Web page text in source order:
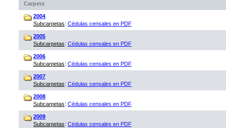
Carpeta
2004
Subcarpetas: Cédulas censales en PDF
2005
Subcarpetas: Cédulas censales en PDF
2006
Subcarpetas: Cédulas censales en PDF
2007
Subcarpetas: Cédulas censales en PDF
2008
Subcarpetas: Cédulas censales en PDF
2009
Subcarpetas: Cédulas censales en PDF